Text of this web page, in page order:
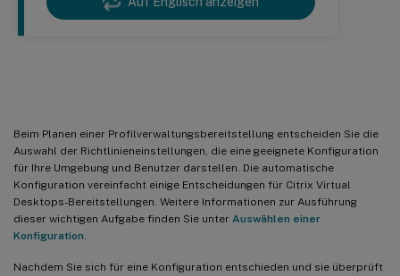
Beim Planen einer Profilverwaltungsbereitstellung entscheiden Sie die
Auswahl der Richtlinieneinstellungen, die eine geeignete Konfiguration
für Ihre Umgebung und Benutzer darstellen. Die automatische
Konfiguration vereinfacht einige Entscheidungen für Citrix Virtual
Desktops-Bereitstellungen. Weitere Informationen zur Ausführung
dieser wichtigen Aufgabe finden Sie unter Auswählen einer
Konfiguration
Nachdem Sie sich für eine Konfiguration entschieden und sie überprüft